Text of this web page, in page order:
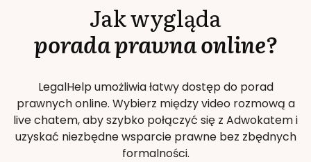
Jak wygląda
porada prawna online?
LegalHelp umożliwia łatwy dostęp do porad
prawnych online. Wybierz między video rozmową a
live chatem, aby szybko połączyć się z Adwokatem i
uzyskać niezbędne wsparcie prawne bez zbędnych
formalności.